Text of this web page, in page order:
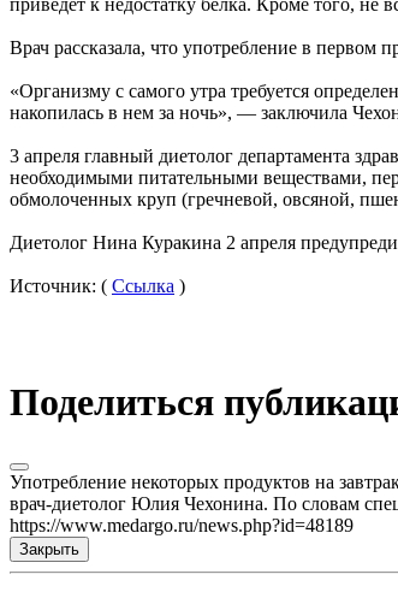
приведет к недостатку белка. Кроме того, не
Врач рассказала, что употребление в
«Организму с самого утра требуется
накопилась в нем за ночь», — заключила
3 апреля главный диетолог департамента
необходимыми питательными веществами,
обмолоченных круп (гречневой, овсяной,
Диетолог Нина Куракина 2 апреля
Источник: ( Ссылка )
Поделиться
Употребление некоторых продуктов на
врач-диетолог Юлия Чехонина. По словам
https://www.medargo.ru/news.php?id=48189
Закрыть